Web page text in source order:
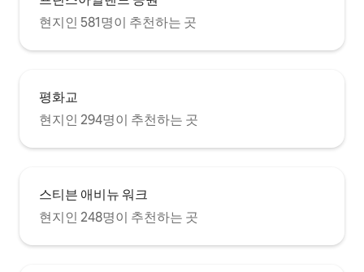
현지인 581명이 추천하는 곳
평화교
현지인 294명이 추천하는 곳
스티븐 애비뉴 워크
현지인 248명이 추천하는 곳